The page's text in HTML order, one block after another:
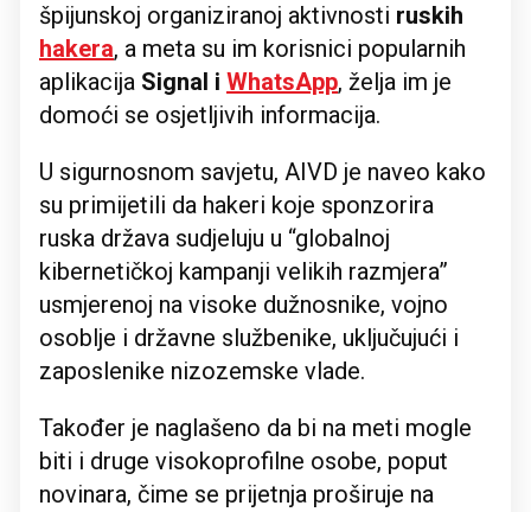
špijunskoj organiziranoj aktivnosti ruskih
hakera, a meta su im korisnici popularnih
aplikacija Signal i WhatsApp, želja im je
domoći se osjetljivih informacija.
U sigurnosnom savjetu, AIVD je naveo kako
su primijetili da hakeri koje sponzorira
ruska država sudjeluju u “globalnoj
kibernetičkoj kampanji velikih razmjera”
usmjerenoj na visoke dužnosnike, vojno
osoblje i državne službenike, uključujući i
zaposlenike nizozemske vlade.
Također je naglašeno da bi na meti mogle
biti i druge visokoprofilne osobe, poput
novinara, čime se prijetnja proširuje na